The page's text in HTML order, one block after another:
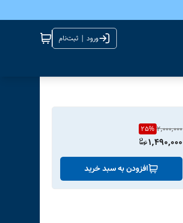
ورود | ثبت‌نام
2,000,000
25%
1,490,000
افزودن به سبد خرید